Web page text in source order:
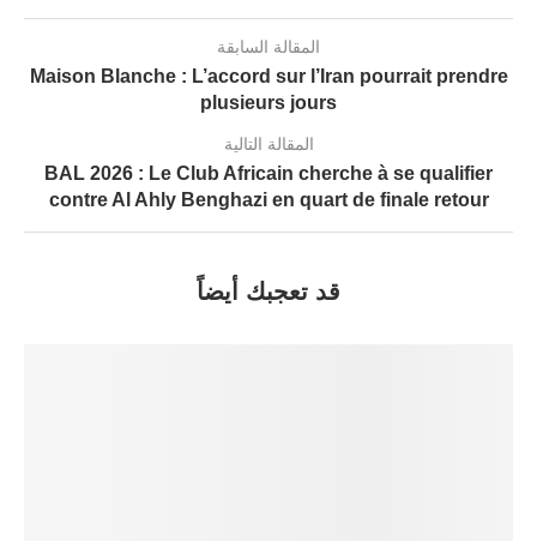
المقالة السابقة
Maison Blanche : L’accord sur l’Iran pourrait prendre
plusieurs jours
المقالة التالية
BAL 2026 : Le Club Africain cherche à se qualifier
contre Al Ahly Benghazi en quart de finale retour
قد تعجبك أيضاً